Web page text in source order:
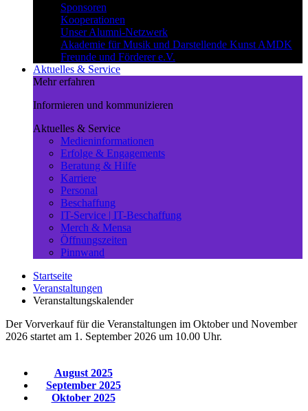
Sponsoren
Kooperationen
Unser Alumni-Netzwerk
Akademie für Musik und Darstellende Kunst AMDK
Freunde und Förderer e.V.
Aktuelles & Service
Mehr erfahren
Informieren und kommunizieren
Aktuelles & Service
Medieninformationen
Erfolge & Engagements
Beratung & Hilfe
Karriere
Personal
Beschaffung
IT-Service | IT-Beschaffung
Merch & Mensa
Öffnungszeiten
Pinnwand
Startseite
Veranstaltungen
Veranstaltungskalender
Der Vorverkauf für die Veranstaltungen im Oktober und November
2026 startet am 1. September 2026 um 10.00 Uhr.
August 2025
September 2025
Oktober 2025